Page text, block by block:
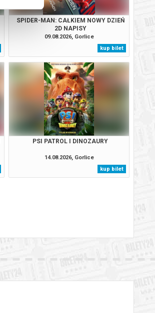
SPIDER-MAN: CAŁKIEM NOWY DZIEŃ
2D NAPISY
09.08.2026, Gorlice
kup bilet
PSI PATROL I DINOZAURY
14.08.2026, Gorlice
kup bilet